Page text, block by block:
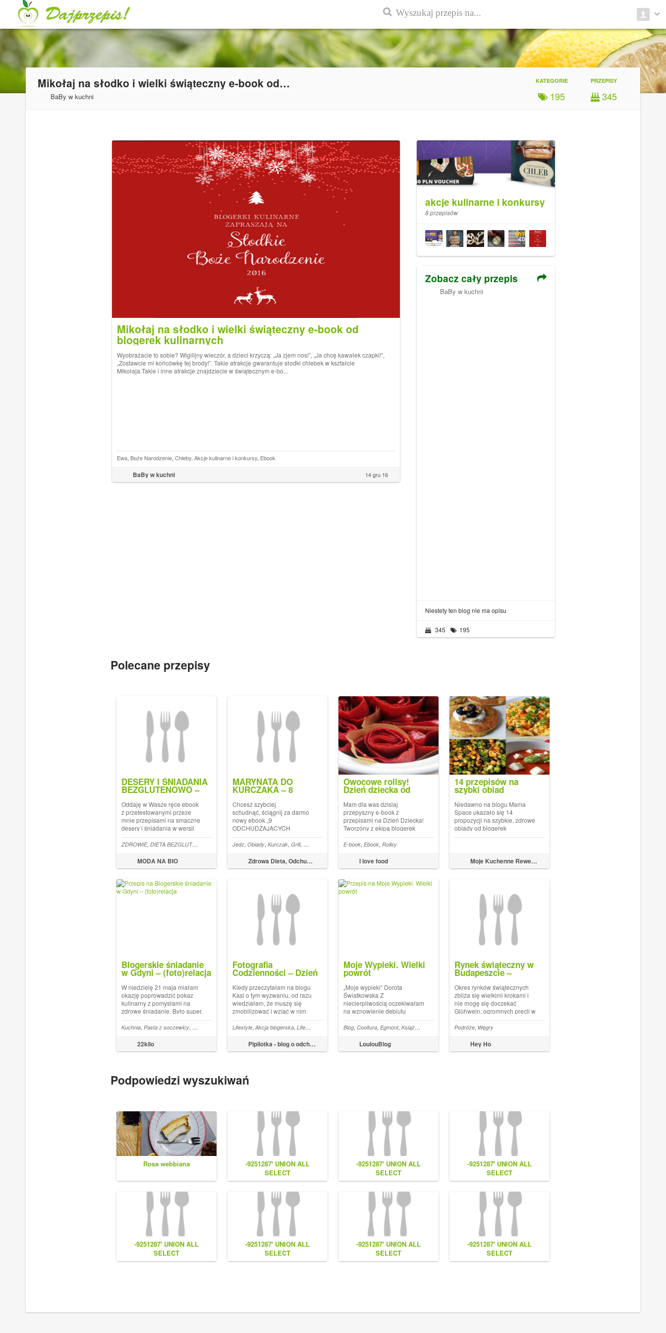
Mikołaj na słodko i wielki świąteczny e-book od blogerek kulinarnych
BaBy w kuchni
PRZEPISY
345
KATEGORIE
195
Mikołaj na słodko i wielki świąteczny e-book od
blogerek kulinarnych
Wyobrażacie to sobie? Wigilijny wieczór, a dzieci krzyczą: „Ja zjem nos!”, „Ja chcę kawałek czapki!”,
„Zostawcie mi końcówkę tej brody!”. Takie atrakcje gwarantuje słodki chlebek w kształcie
Mikołaja.Takie i inne atrakcje znajdziecie w świątecznym e-bo...
BaBy w kuchni 14 gru 16
Ewa, Boże Narodzenie, Chleby, Akcje kulinarne i konkursy, Ebook
akcje kulinarne i konkursy
8 przepisów
Zobacz cały przepis
BaBy w kuchni
Niestety ten blog nie ma opisu
345 195
Polecane przepisy
DESERY I ŚNIADANIA
BEZGLUTENOWO –
DARMOWY EBOOK
DO POBRANIA PLUS
WYZWANIE BEZ
GLUTENU.
Oddaję w Wasze ręce ebook
z przetestowanymi przeze
mnie przepisami na smaczne
desery i śniadania w wersji
bezglutenowo bezmlecznej.
Znajdziecie w nim: Pomysły
na sycące śniadania; W
szczególności polecany
Artykuł DESERY I ŚNIADANIA
MODA NA BIO
ZDROWIE, DIETA BEZGLUTENOWA BEZMLECZNA
MARYNATA DO
KURCZAKA – 8
PRZEPISÓW
Chcesz szybciej
schudnąć, ściągnij za darmo
nowy ebook „9
ODCHUDZAJĄCYCH
napojów” kliknij tutaj Jeden
rodzaj mięsa i osiem
świetnych pomysłów na to, by
za każdym razem smakowało
inaczej. Sekretem smaku tego
Zdrowa Dieta, Odchudzanie i przepisy kulinarne
Jedz, Obiady, Kurczak, Grill, Marynata Marynata do kurczaka,Marynata do mięsa na grilla
Owocowe rollsy!
Dzień dziecka od
book z przepisami!
Mam dla was dzisiaj
przepyszny e-book z
przepisami na Dzień Dziecka!
Tworzony z ekipą blogerek
kulinarnych i Agnieszkę z 13
design jest już naszym
trzecim e-bookiem!
Korzystajcie z przepisów
razem z dziećmi. Klikajcie w
I love food
E-book, Ebook, Rollsy
14 przepisów na
szybki obiad
Niedawno na blogu Mama
Space ukazało się 14
propozycji na szybkie, zdrowe
obiady od blogerek
kulinarnych - wśród nich także
placuszki owsiane -
KLIK!Kurczak curry z
warzywami i kaszą jaglaną -
Moje Kuchenne Rewelacje
Blogerskie śniadanie
w Gdyni – (foto)relacja
W niedzielę 21 maja miałam
okazję poprowadzić pokaz
kulinarny z pomysłami na
zdrowe śniadanie. Było super,
czuję się doceniona i wiem,
że prowadzenie bloga, mimo
że zajmuje mi mnóstwo
czasu, to dobry pomysł.
Czasem przeglądam inne
22kilo
Kuchnia, Pasta z soczewicy, Hale targowe Pasztet z soczewicy,śniadanie blogerskie śniadanie hale targowe
Fotografia
Codzienności – Dzień
po Godzinie
Kiedy przeczytałam na blogu
Kasi o tym wyzwaniu, od razu
wiedziałam, że muszę się
zmobilizować i wziąć w nim
udział. Sama czytam takie
wpisy z przyjemnością lubię
podglądać codzienność
blogerek, do których
zaglądam. Pomyślałam, że...
Pipilotka - blog o odchudzaniu, ćwiczeniach i zdrowym trybie życia
Lifestyle, Akcja blogerska, Lifestyle blogerki Codzienność blogerki,Codzienność godzina po godzinie,Czwartek w zdjęciach
Moje Wypieki. Wielki
powrót
„Moje wypieki” Dorota
Światkowska Z
niecierpliwością oczekiwałam
na wznowienie debiutu
książkowego jednej z
najpopularniejszych, a
prywatnie jednej z moich
ulubionych, blogerek
kulinarnych — Doroty
LoulouBlog
Blog, Cooltura, Egmont, Książka Literacki Egmont,Desery
Rynek świąteczny w
Budapeszcie –
wspomnienie z
grudnia 2014
Okres rynków świątecznych
zbliża się wielkimi krokami i
nie mogę się doczekać
Glühwein, ogromnych precli w
najdziwniejszych smakach
oraz pięknych lampionów
oświetlających drzewa przy
wiedeńskim ratuszu miejskim.
Uwielbiam Wiedeń w
Hey Ho
Podróże, Węgry
Podpowiedzi wyszukiwań
Rosa webbiana
-9251287' UNION ALL
SELECT
NULL,NULL,NULL,CONCAT(0x7e55767a616b77,
(1),0x6166786179557e) #
-9251287' UNION ALL
SELECT
NULL,CONCAT(0x7e55767a616b77,
(1),0x6166786179557e),NULL
#
-9251287' UNION ALL
SELECT
NULL,NULL,CONCAT(0x7e55767a616b77,
(1),0x6166786179557e) #
-9251287' UNION ALL
SELECT
CONCAT(0x7e55767a616b77,
-9251287' UNION ALL
SELECT
NULL,CONCAT(0x7e55767a616b77,
-9251287' UNION ALL
SELECT
CONCAT(0x7e55767a616b77,
-9251287' UNION ALL
SELECT
CONCAT(0x7e55767a616b77,